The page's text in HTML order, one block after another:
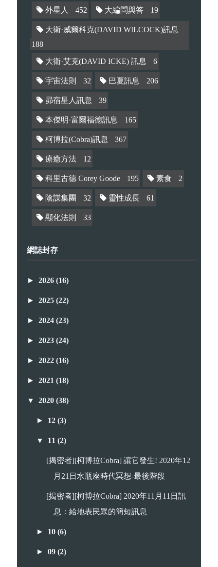
外星人 452 大編問與答 19
大衛·威爾科克(DAVID WILCOCK)訊息
188
大衛·艾克(DAVID ICKE) 訊息 6
宇宙法則 32 巴夏訊息 206
昴宿星人訊息 39
本傑明·富爾福德訊息 165
柯博拉(Cobra)訊息 367
療癒方法 12
科里古德 Corey Goode 195 素食 2
陰謀集團 32 靈性成長 61
顯化法則 33
網誌封存
► 2026 (16)
► 2025 (22)
► 2024 (23)
► 2023 (24)
► 2022 (16)
► 2021 (18)
▼ 2020 (38)
► 12(3)
▼ 11(2)
[揭密者][柯博拉Cobra] 讓它發生! 2020年12
月21日水瓶座時代冥想-最後階段
[揭密者][柯博拉Cobra] 2020年11月11日訊
息：給地表民眾的簡短訊息
► 10(6)
►09(2)